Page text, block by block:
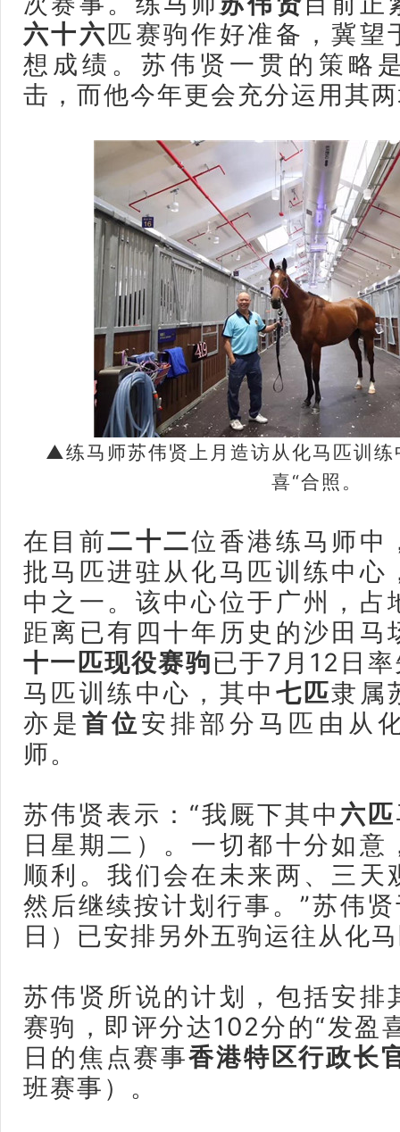
六十六匹赛驹作好准备，冀望
想成绩。苏伟贤一贯的策略
击，而他今年更会充分运用其
▲练马师苏伟贤上月造访从化马匹训练
喜“合照。
在目前二十二位香港练马师中
批马匹进驻从化马匹训练中心
中之一。该中心位于广州，占
距离已有四十年历史的沙田马
十一匹现役赛驹已于7月12日
马匹训练中心，其中 七匹隶属
亦是首位安排部分马匹由从
师。
苏伟贤表示：“我厩下其中 六匹
日星期二）。一切都十分如意
顺利。我们会在未来两、三天
然后继续按计划行事。”苏伟
日）已安排另外五驹运往从化
苏伟贤所说的计划，包括安排
赛驹，即评分达102分的“发盈
日的焦点赛事香港特区行政长
班赛事）。